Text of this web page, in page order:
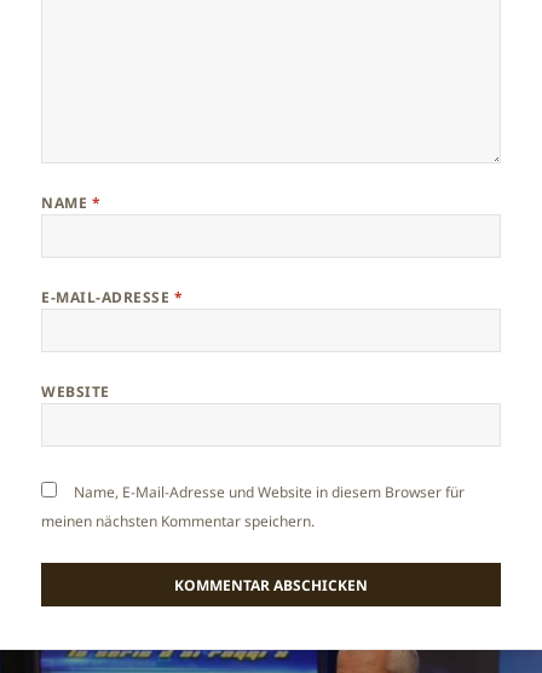
NAME *
E-MAIL-ADRESSE *
WEBSITE
Name, E-Mail-Adresse und Website in diesem Browser für
meinen nächsten Kommentar speichern.
Beitragsnavigation